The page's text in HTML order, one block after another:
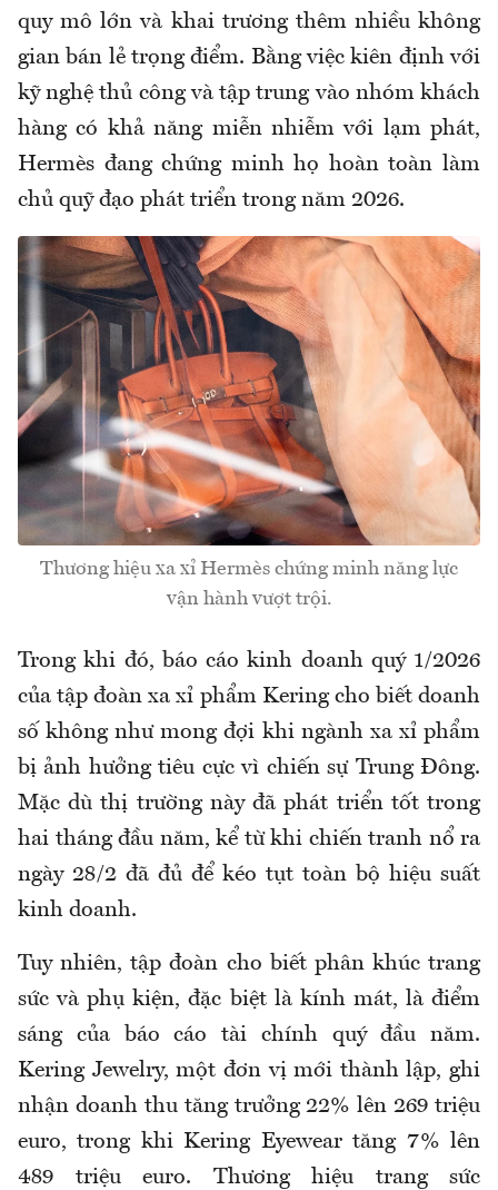
quy mô lớn và khai trương thêm nhiều không
gian bán lẻ trọng điểm. Bằng việc kiên định với
kỹ nghệ thủ công và tập trung vào nhóm khách
hàng có khả năng miễn nhiễm với lạm phát,
Hermès đang chứng minh họ hoàn toàn làm
chủ quỹ đạo phát triển trong năm 2026.
Thương hiệu xa xỉ Hermès chứng minh năng lực
vận hành vượt trội.
Trong khi đó, báo cáo kinh doanh quý 1/2026
của tập đoàn xa xỉ phẩm Kering cho biết doanh
số không như mong đợi khi ngành xa xỉ phẩm
bị ảnh hưởng tiêu cực vì chiến sự Trung Đông.
Mặc dù thị trường này đã phát triển tốt trong
hai tháng đầu năm, kể từ khi chiến tranh nổ ra
ngày 28/2 đã đủ để kéo tụt toàn bộ hiệu suất
kinh doanh.
Tuy nhiên, tập đoàn cho biết phân khúc trang
sức và phụ kiện, đặc biệt là kính mát, là điểm
sáng của báo cáo tài chính quý đầu năm.
Kering Jewelry, một đơn vị mới thành lập, ghi
nhận doanh thu tăng trưởng 22% lên 269 triệu
euro, trong khi Kering Eyewear tăng 7% lên
489 triệu euro. Thương hiệu trang sức